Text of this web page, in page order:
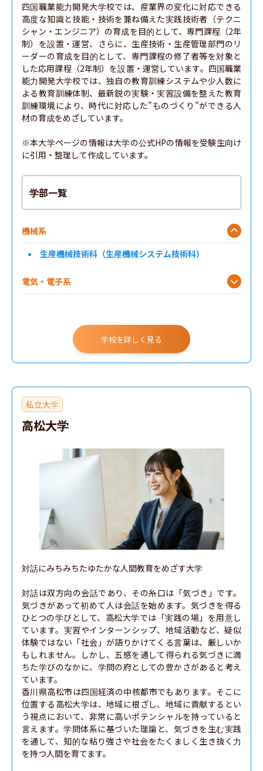
四国職業能力開発大学校では、産業界の変化に対応できる
高度な知識と技能・技術を兼ね備えた実践技術者（テクニ
シャン・エンジニア）の育成を目的として、専門課程（2年
制）を設置・運営、さらに、生産技術・生産管理部門のリ
ーダーの育成を目的として、専門課程の修了者等を対象と
した応用課程（2年制）を設置・運営しています。四国職業
能力開発大学校では、独自の教育訓練システムや少人数に
よる教育訓練体制、最新鋭の実験・実習設備を整えた教育
訓練環境により、時代に対応した”ものづくり”ができる人
材の育成をめざしています。
※本大学ページの情報は大学の公式HPの情報を受験生向け
に引用・整理して作成しています。
学部一覧
機械系
生産機械技術科（生産機械システム技術科）
電気・電子系
学校を詳しく見る
私立大学
高松大学
対話にみちみちたゆたかな人間教育をめざす大学
対話は双方向の会話であり、その糸口は「気づき」です。
気づきがあって初めて人は会話を始めます。気づきを得る
ひとつの学びとして、高松大学では「実践の場」を用意し
ています。実習やインターンシップ、地域活動など、疑似
体験ではない「社会」が語りかけてくる言葉は、厳しいか
もしれません。しかし、五感を通して得られる気づきに満
ちた学びのなかに、学問の府としての豊かさがあると考え
ています。
香川県高松市は四国経済の中核都市でもあります。そこに
位置する高松大学は、地域に根ざし、地域に貢献するとい
う視点において、非常に高いポテンシャルを持っていると
言えます。学問体系に基づいた理論と、気づきを生む実践
を通して、知的な粘り強さや社会をたくましく生き抜く力
を持つ人間を育てます。